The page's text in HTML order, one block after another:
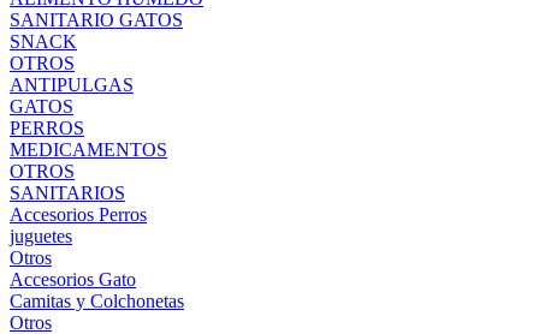
SANITARIO GATOS
SNACK
OTROS
ANTIPULGAS
GATOS
PERROS
MEDICAMENTOS
OTROS
SANITARIOS
Accesorios Perros
juguetes
Otros
Accesorios Gato
Camitas y Colchonetas
Otros